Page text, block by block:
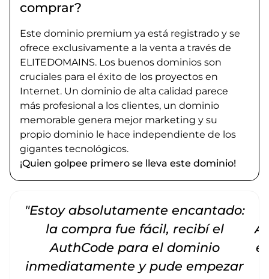
comprar?
Este dominio premium ya está registrado y se
ofrece exclusivamente a la venta a través de
ELITEDOMAINS. Los buenos dominios son
cruciales para el éxito de los proyectos en
Internet. Un dominio de alta calidad parece
más profesional a los clientes, un dominio
memorable genera mejor marketing y su
propio dominio le hace independiente de los
gigantes tecnológicos.
¡Quien golpee primero se lleva este dominio!
"Estoy absolutamente encantado:
la compra fue fácil, recibí el
AuthCode para el dominio
inmediatamente y pude empezar